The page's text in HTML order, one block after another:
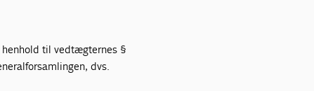
henhold til vedtægternes §
dvs.